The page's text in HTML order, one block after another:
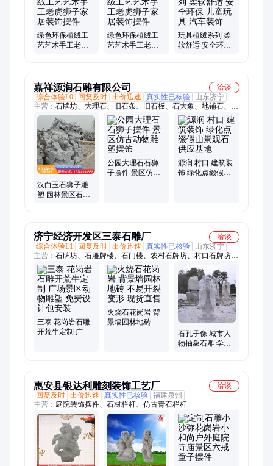
绿色环保植绒工
艺艺术手工老虎
绿色环保植绒工
艺艺术手工老虎
玩具植绒系列 柔
软舒适 安全环保
嘉祥源润石雕有限公司
洽谈
综合体验L0
回复及时 出价迅速 真实性已核验
山东济宁
主营： 石牌坊、大理石、旧石条、旧石板、石大象、地铺石、石
护栏、孔子像、家用石、石栏杆、石狮子、狗头石、路边石、花
岗岩、桥护栏、碎拼石、材大象、石抱鼓、青石砖、石水缸、马
桩耳、台阶石、刻字石、门牌石、老青砖
汉白玉石狮子雕
塑 园林景区石雕
公园大理石石狮
子摆件 景区仿古
源润 村口 建筑装
饰 绿化点缀假山
济宁经济开发区三泰石雕厂
洽谈
综合体验L1
回复及时 出价迅速 真实性已核验
山东济宁
主营： 石牌坊、石雕牌楼、石门楼、农村石牌坊、村口石牌坊、
寺庙石牌坊、花岗岩石牌坊、祠堂石牌坊、单门石牌坊、三门石
牌坊、石龙柱厂家、石雕盘龙柱、寺庙寺院石龙柱、家祠祠堂石
龙柱、青石石龙柱、花岗岩石龙柱、石亭子、石雕凉亭、四角石
凉亭、六角石凉亭、八角石凉亭、单层石凉亭、双层石凉亭、石
雕大象、石狮子
三泰 花岗岩石雕
开荒牛定制 广场
火烧石花岗岩 背
景墙园林地砖 不
石孔子像 城市人
物抽象石雕 学校
惠安县银达利雕刻装饰工艺厂
洽谈
回复及时 出价迅速 真实性已核验 福建泉州
主营： 庭院装饰摆件、石材栏杆、仿古青石栏杆